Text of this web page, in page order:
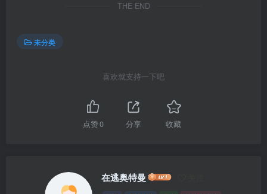
THE END
未分类
喜欢就支持一下吧
点赞0 分享 收藏
在逃奥特曼